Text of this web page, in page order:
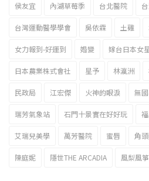
侯友宜 內湖草莓季 台北醫院
台灣運動醫學學會 吳依霖 土雞
女力報到-好運到 婚變 嫁台日本女
日本農業株式會社 星予 林瀛洲
民政局 江宏傑 火神的眼淚 無
瑞芳氣象站 石門十景實在好好玩
艾瑞兒美學 萬芳醫院 蜜唇 角
陳庭妮 隱世THE ARCADIA 風梨風箏